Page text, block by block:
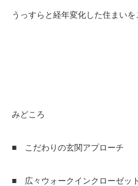
うっすらと経年変化した住まいを
みどころ
■ こだわりの玄関アプローチ
■ 広々ウォークインクローゼット